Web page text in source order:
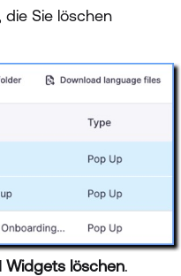
die Sie löschen
Widgets löschen.